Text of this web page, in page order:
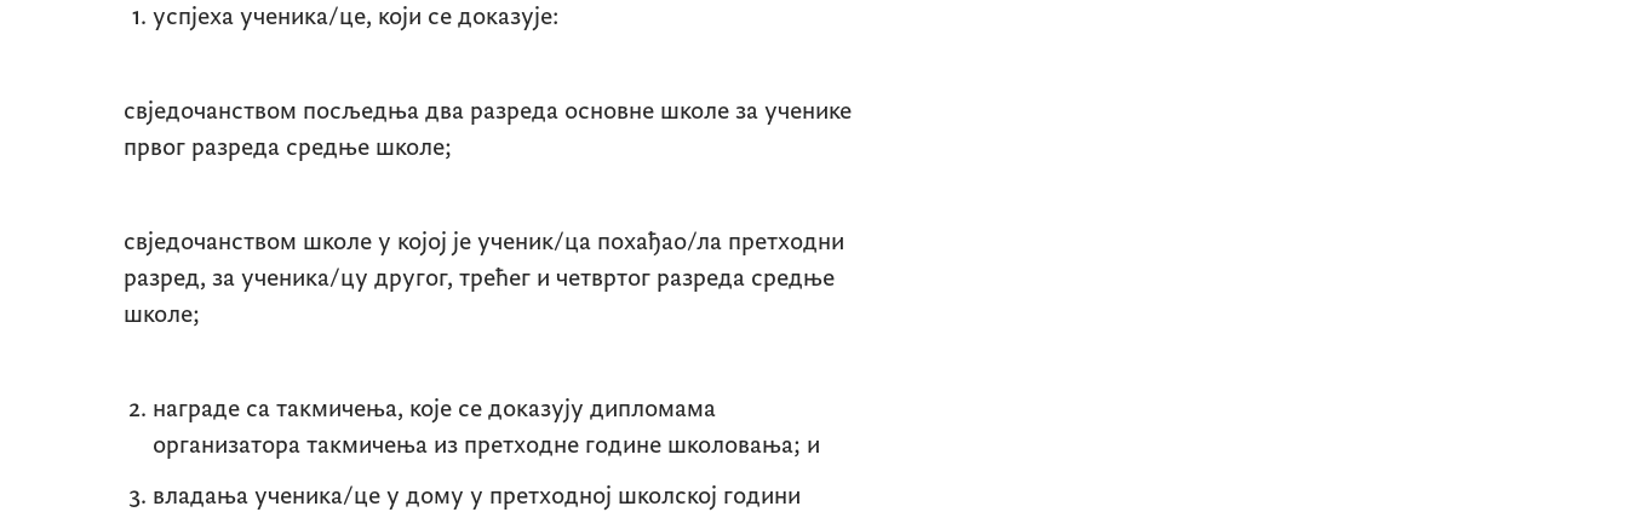
успјеха ученика/це, који се доказује:
свједочанством посљедња два разреда основне школе за ученике
првог разреда средње школе;
свједочанством школе у којој је ученик/ца похађао/ла претходни
разред, за ученика/цу другог, трећег и четвртог разреда средње
школе;
награде са такмичења, које се доказују дипломама
организатора такмичења из претходне године школовања; и
владања ученика/це у дому у претходној школској години